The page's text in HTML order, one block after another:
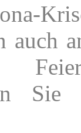
auch
Sie